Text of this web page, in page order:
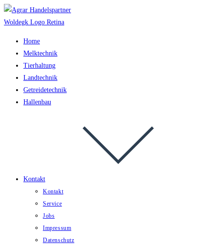
Zum
Inhalt
Home
Melktechnik
Tierhaltung
Landtechnik
Getreidetechnik
Hallenbau
Kontakt
Kontakt
Service
Jobs
Impressum
Datenschutz